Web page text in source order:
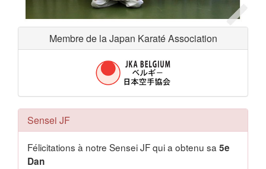
Membre de la Japan Karaté Association
Sensei JF
Félicitations à notre Sensei JF qui a obtenu sa5e
Dan